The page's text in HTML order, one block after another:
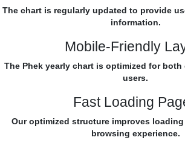
The chart is regularly updated to provide
information.
Mobile-Friendly
The Phek yearly chart is optimized for
users.
Fast Loading
Our optimized structure improves
browsing experience.